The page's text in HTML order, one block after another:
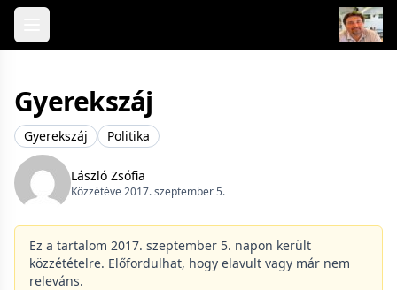
Skip to content
Gyerekszáj
Gyerekszáj Politika
László Zsófia
Közzétéve 2017. szeptember 5.
Ez a tartalom 2017. szeptember 5. napon került
közzétételre. Előfordulhat, hogy elavult vagy már nem
releváns.